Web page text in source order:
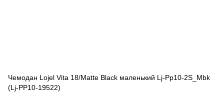
Чемодан Lojel Vita 18/Matte Black маленький Lj-Pp10-2S_Mbk
(Lj-PP10-19522)